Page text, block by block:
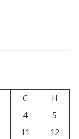
С
Н
4
5
11
12